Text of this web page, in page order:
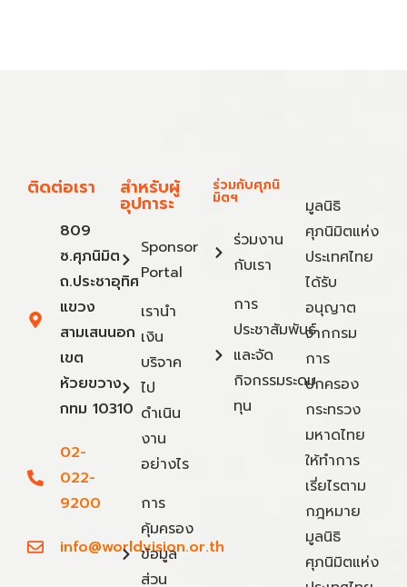
ติดต่อเรา
809
ซ.ศุภนิมิต
ถ.ประชาอุทิศ
แขวง
สามเสนนอก
เขต
ห้วยขวาง
กทม 10310
02-
022-
9200
info@worldvision.or.th
สำหรับผู้
อุปการะ
Sponsor
Portal
เรานำ
เงิน
บริจาค
ไป
ดำเนิน
งาน
อย่างไร
การ
คุ้มครอง
ข้อมูล
ส่วน
ร่วมกับศุภนิ
มิตฯ
ร่วมงาน
กับเรา
การ
ประชาสัมพันธ์
และจัด
กิจกรรมระดม
ทุน
มูลนิธิ
ศุภนิมิตแห่ง
ประเทศไทย
ได้รับ
อนุญาต
จากกรม
การ
ปกครอง
กระทรวง
มหาดไทย
ให้ทำการ
เรี่ยไรตาม
กฎหมาย
มูลนิธิ
ศุภนิมิตแห่ง